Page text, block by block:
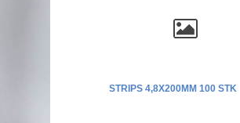
STRIPS 4,8X200MM 100 STK